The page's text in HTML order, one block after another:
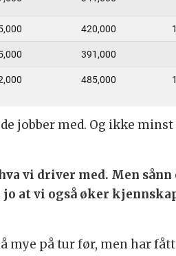
jobber med. Og ikke
vi driver med. Men sånn
jo at vi også øker
mye på tur før, men har